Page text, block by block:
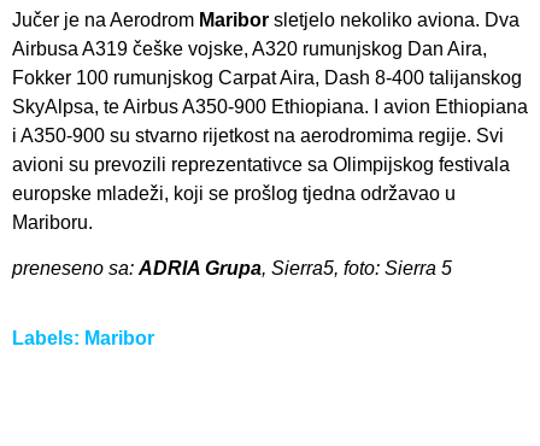
Jučer je na Aerodrom Maribor sletjelo nekoliko aviona. Dva
Airbusa A319 češke vojske, A320 rumunjskog Dan Aira,
Fokker 100 rumunjskog Carpat Aira, Dash 8-400 talijanskog
SkyAlpsa, te Airbus A350-900 Ethiopiana. I avion Ethiopiana
i A350-900 su stvarno rijetkost na aerodromima regije. Svi
avioni su prevozili reprezentativce sa Olimpijskog festivala
europske mladeži, koji se prošlog tjedna održavao u
Mariboru.
preneseno sa: ADRIA Grupa, Sierra5, foto: Sierra 5
Labels: Maribor